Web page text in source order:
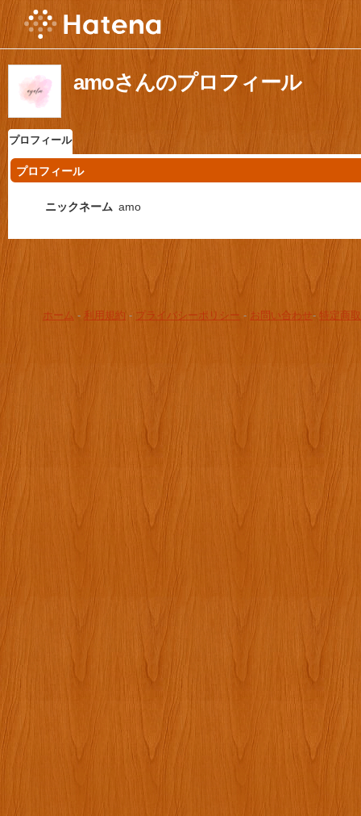
amoさんのプロフィール
プロフィール
プロフィール
ニックネーム amo
ホーム - 利用規約 - プライバシーポリシー - お問い合わせ- 特定商